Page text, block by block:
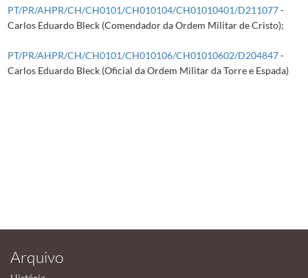
PT/PR/AHPR/CH/CH0101/CH010104/CH01010401/D211077-
Carlos Eduardo Bleck (Comendador da Ordem Militar de Cristo);
PT/PR/AHPR/CH/CH0101/CH010106/CH01010602/D204847-
Carlos Eduardo Bleck (Oficial da Ordem Militar da Torre e Espada)
Arquivo